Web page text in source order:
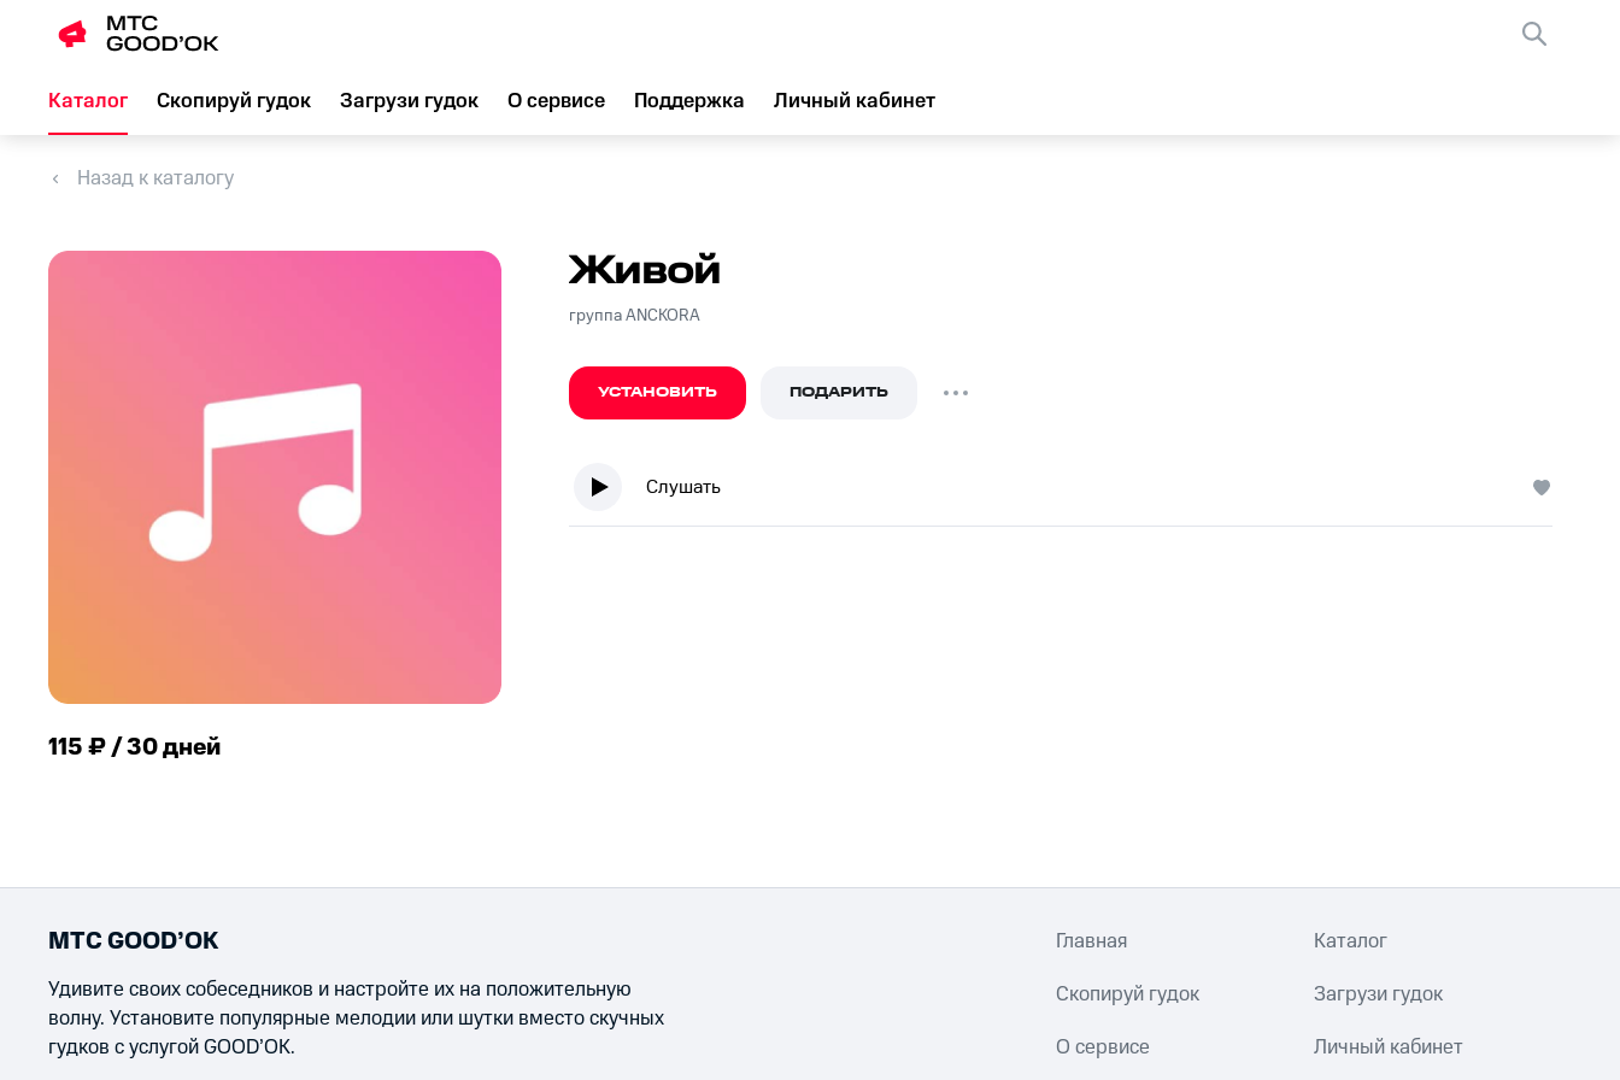
Каталог Скопируй гудок Загрузи гудок О сервисе Поддержка Личный кабинет
Назад к каталогу
115 ₽ / 30 дней
Живой
группа ANCKORA
УСТАНОВИТЬ ПОДАРИТЬ
Слушать
МТС GOOD’OK
Удивите своих собеседников и настройте их на положительную
волну. Установите популярные мелодии или шутки вместо скучных
гудков с услугой GOOD’OK.
Главная Каталог
Скопируй гудок Загрузи гудок
О сервисе Личный кабинет